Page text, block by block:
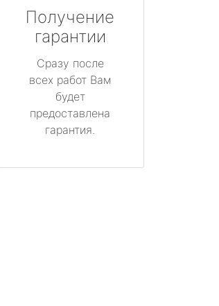
Получение
гарантии
Сразу после
всех работ Вам
будет
предоставлена
гарантия.